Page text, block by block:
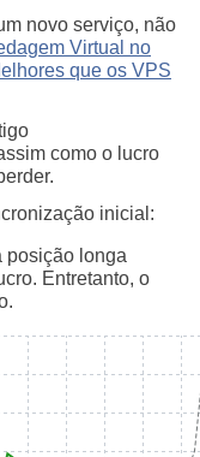
novo serviço, não
Virtual no
que os VPS
como o lucro
inicial:
posição longa
Entretanto, o